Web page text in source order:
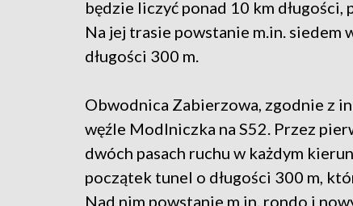
będzie liczyć ponad 10 km długości,
Na jej trasie powstanie m.in.
długości 300 m.
Obwodnica Zabierzowa, zgodnie z
węźle Modlniczka na S52. Przez
dwóch pasach ruchu w każdym
początek tunel o długości 300 m,
Nad nim powstanie m.in. rondo i